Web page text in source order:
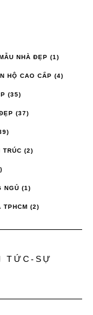
NHÀ ĐẸP (1)
HỘ CAO CẤP (4)
(35)
(37)
TRÚC (2)
NGỦ (1)
TPHCM (2)
TỨC-SỰ